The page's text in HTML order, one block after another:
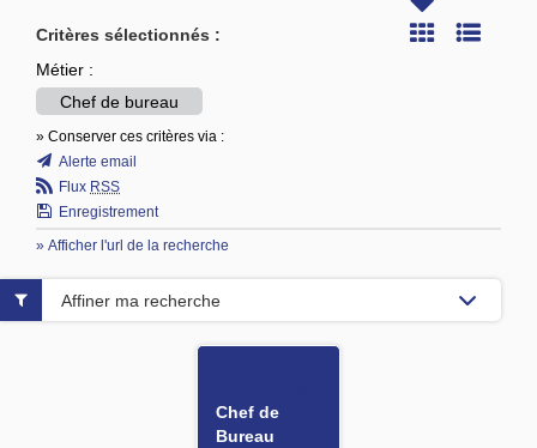
Critères sélectionnés :
Métier :
Chef de bureau
» Conserver ces critères via :
Alerte email
Flux RSS
Enregistrement
» Afficher l'url de la recherche
Chef de
Bureau
Affiner ma recherche